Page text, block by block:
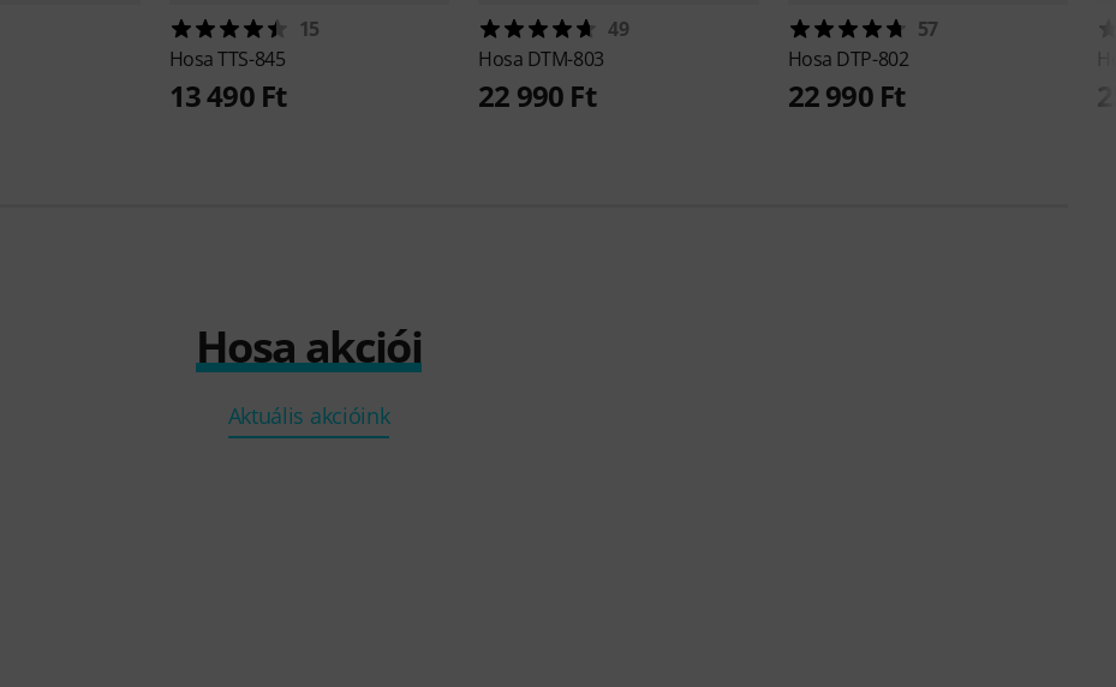
15
HosaTTS-845
13 490 Ft
49
Hosa DTM-803
22 990 Ft
57
Hosa DTP-802
22 990 Ft
Hosa akciói
Aktuális akcióink